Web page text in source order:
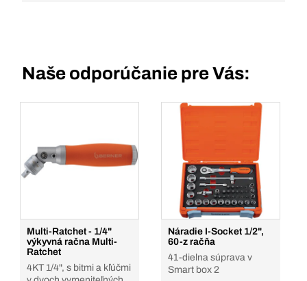
Naše odporúčanie pre Vás:
Multi-Ratchet - 1/4"
výkyvná račna Multi-
Ratchet
4KT 1/4", s bitmi a kľúčmi
Náradie I-Socket 1/2",
60-z račňa
41-dielna súprava v
Smart box 2